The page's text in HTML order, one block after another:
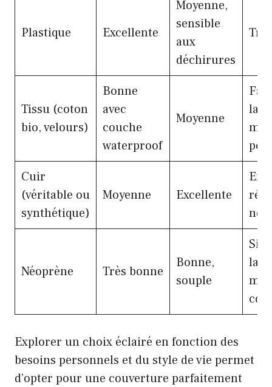
Plastique Excellente
Moyenne,
sensible
aux
déchirures
Tissu (coton
bio, velours)
Bonne
avec
couche
waterproof
Moyenne
Cuir
(véritable ou
synthétique)
Moyenne Excellente
Néoprène Très bonne
Bonne,
souple
Explorer un choix éclairé en fonction des
besoins personnels et du style de vie permet
d’opter pour une couverture parfaitement